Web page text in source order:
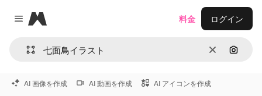
Close menu
Magnific
消去 画像で
料金 ログイン
AI 画像を作成 AI 動画を作成 AI アイコンを作成